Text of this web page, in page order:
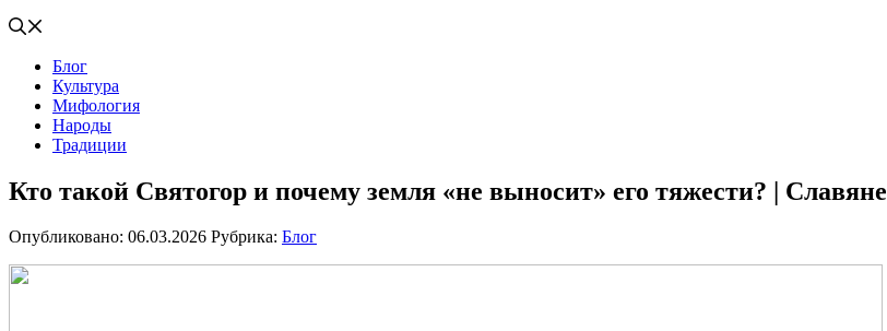
Блог
Культура
Мифология
Народы
Традиции
Кто такой Святогор и почему земля «не выносит» его тяжести? | Славяне
Опубликовано: 06.03.2026 Рубрика: Блог